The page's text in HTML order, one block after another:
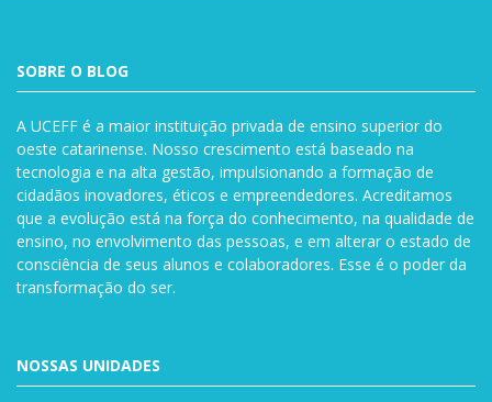
SOBRE O BLOG
A UCEFF é a maior instituição privada de ensino superior do
oeste catarinense. Nosso crescimento está baseado na
tecnologia e na alta gestão, impulsionando a formação de
cidadãos inovadores, éticos e empreendedores. Acreditamos
que a evolução está na força do conhecimento, na qualidade de
ensino, no envolvimento das pessoas, e em alterar o estado de
consciência de seus alunos e colaboradores. Esse é o poder da
transformação do ser.
NOSSAS UNIDADES